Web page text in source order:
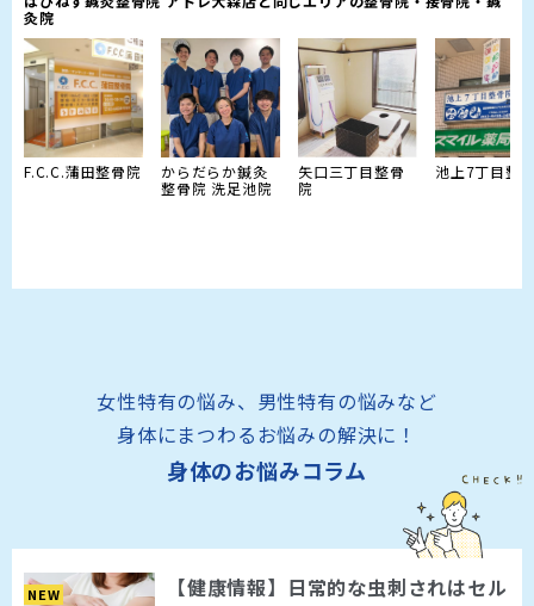
灸院
F.C.C.蒲田整骨院
からだらか鍼灸
整骨院 洗足池院
矢口三丁目整骨
院
池上7丁目整
女性特有の悩み、男性特有の悩みなど
身体にまつわるお悩みの解決に！
身体のお悩みコラム
NEW
【健康情報】日常的な虫刺されはセル